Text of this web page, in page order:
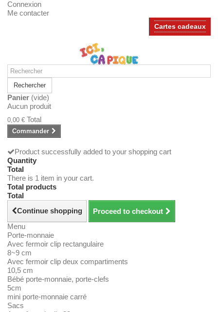
Connexion
Me contacter
Cartes cadeaux
Rechercher
Panier (vide)
Aucun produit
0,00 € Total
Commander
Product successfully added to your shopping cart
Quantity
Total
There is 1 item in your cart.
Total products
Total
Continue shopping
Proceed to checkout
Menu
Porte-monnaie
Avec fermoir clip rectangulaire
8~9 cm
Avec fermoir clip deux compartiments
10,5 cm
Bébé porte-monnaie, porte-clefs
5cm
mini porte-monnaie carré
Sacs